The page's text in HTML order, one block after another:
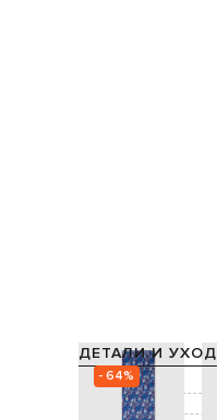
- 64%
ДЕТАЛИ И УХОД
Состав: